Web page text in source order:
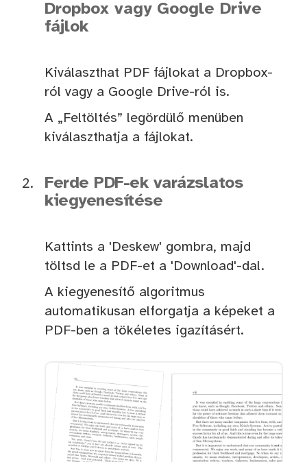
Dropbox vagy Google Drive
fájlok
Kiválaszthat PDF fájlokat a Dropbox-
ról vagy a Google Drive-ról is.
A „Feltöltés” legördülő menüben
kiválaszthatja a fájlokat.
Ferde PDF-ek varázslatos
kiegyenesítése
Kattints a 'Deskew' gombra, majd
töltsd le a PDF-et a 'Download'-dal.
A kiegyenesítő algoritmus
automatikusan elforgatja a képeket a
PDF-ben a tökéletes igazításért.